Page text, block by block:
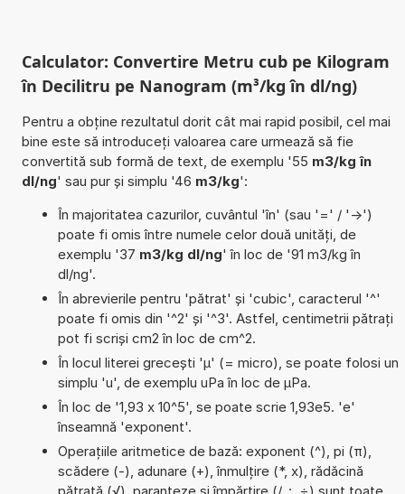
Calculator: Convertire Metru cub pe Kilogram
în Decilitru pe Nanogram (m³/kg în dl/ng)
Pentru a obține rezultatul dorit cât mai rapid posibil, cel mai
bine este să introduceți valoarea care urmează să fie
convertită sub formă de text, de exemplu '55 m3/kg în
dl/ng' sau pur și simplu '46 m3/kg':
În majoritatea cazurilor, cuvântul 'în' (sau '=' / '->')
poate fi omis între numele celor două unități, de
exemplu '37 m3/kg dl/ng' în loc de '91 m3/kg în
dl/ng'.
În abrevierile pentru 'pătrat' și 'cubic', caracterul '^'
poate fi omis din '^2' și '^3'. Astfel, centimetrii pătrați
pot fi scriși cm2 în loc de cm^2.
În locul literei grecești 'µ' (= micro), se poate folosi un
simplu 'u', de exemplu uPa în loc de µPa.
În loc de '1,93 x 10^5', se poate scrie 1,93e5. 'e'
înseamnă 'exponent'.
Operațiile aritmetice de bază: exponent (^), pi (π),
scădere (-), adunare (+), înmulțire (*, x), rădăcină
pătrată (√), paranteze și împărțire (/, :, ÷) sunt toate